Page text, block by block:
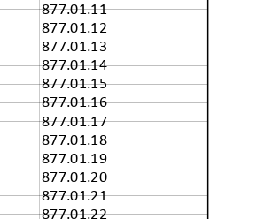
877.01.11
877.01.12
877.01.13
877.01.14
877.01.15
877.01.16
877.01.17
877.01.18
877.01.19
877.01.20
877.01.21
877.01.22